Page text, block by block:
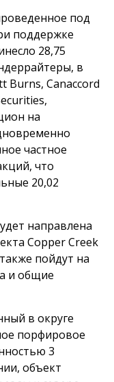
под
поддержке
28,75
в
Burns, Canaccord
на
частное
что
20,02
направлена
Copper Creek
пойдут на
и общие
в округе
порфировое
3
объект